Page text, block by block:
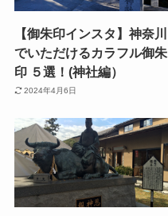
【御朱印インスタ】神奈川
でいただけるカラフル御朱
印 ５選！(神社編）
2024年4月6日